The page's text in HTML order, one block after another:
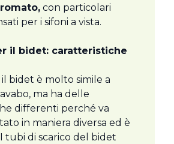
con particolari
per i sifoni a vista.
il bidet: caratteristiche
bidet è molto simile a
ma ha delle
differenti perché va
in maniera diversa ed è
tubi di scarico del bidet